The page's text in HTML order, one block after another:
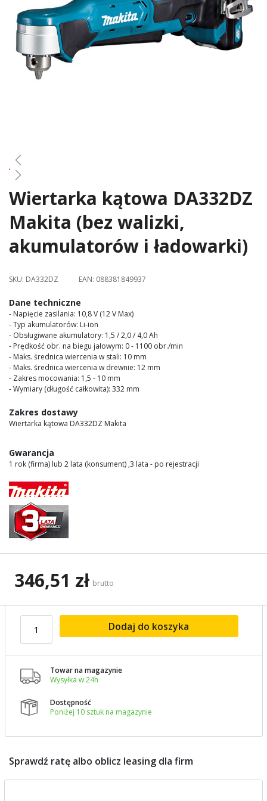
Skip
the
beginning
of
images
Wiertarka kątowa DA332DZ
Makita (bez walizki,
akumulatorów i ładowarki)
SKU: DA332DZ EAN: 088381849937
Dane techniczne
- Napięcie zasilania: 10,8 V (12 V Max)
- Typ akumulatorów: Li-ion
- Obsługiwane akumulatory: 1,5 / 2,0 / 4,0 Ah
- Prędkość obr. na biegu jałowym: 0 - 1100 obr./min
- Maks. średnica wiercenia w stali: 10 mm
- Maks. średnica wiercenia w drewnie: 12 mm
- Zakres mocowania: 1,5 - 10 mm
- Wymiary (długość całkowita): 332 mm
Zakres dostawy
Wiertarka kątowa DA332DZ Makita
Gwarancja
1 rok (firma) lub 2 lata (konsument) ,3 lata - po rejestracji
346,51 zł brutto
Dodaj do koszyka

Towar na magazynie
Wysyłka w 24h

Dostępność
Poniżej 10 sztuk na magazynie
Sprawdź ratę albo oblicz leasing dla firm